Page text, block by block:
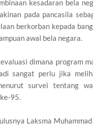
kesadaran bela
pada pancasila
berkorban kepada
awal bela negara.
dimana program
sangat perlu jika
survei tentang
95.
Laksma